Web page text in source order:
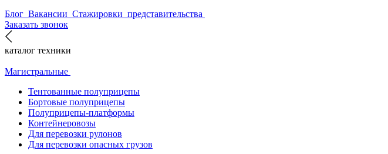
Блог Вакансии Стажировки представительства
Заказать звонок
каталог техники
Магистральные
Тентованные полуприцепы
Бортовые полуприцепы
Полуприцепы-платформы
Контейнеровозы
Для перевозки рулонов
Для перевозки опасных грузов